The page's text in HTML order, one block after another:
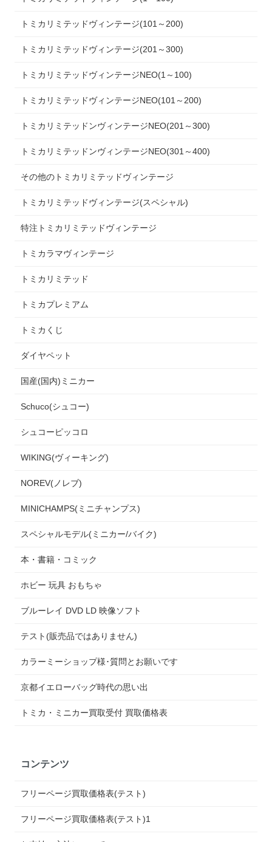
トミカリミテッドヴィンテージ(101～200)
トミカリミテッドヴィンテージ(201～300)
トミカリミテッドヴィンテージNEO(1～100)
トミカリミテッドヴィンテージNEO(101～200)
トミカリミテッドンヴィンテージNEO(201～300)
トミカリミテッドンヴィンテージNEO(301～400)
その他のトミカリミテッドヴィンテージ
トミカリミテッドヴィンテージ(スペシャル)
特注トミカリミテッドヴィンテージ
トミカラマヴィンテージ
トミカリミテッド
トミカプレミアム
トミカくじ
ダイヤペット
国産(国内)ミニカー
Schuco(シュコー)
シュコーピッコロ
WIKING(ヴィーキング)
NOREV(ノレブ)
MINICHAMPS(ミニチャンプス)
スペシャルモデル(ミニカー/バイク)
本・書籍・コミック
ホビー 玩具 おもちゃ
ブルーレイ DVD LD 映像ソフト
テスト(販売品ではありません)
カラーミーショップ様･質問とお願いです
京都イエローバッグ時代の思い出
トミカ・ミニカー買取受付 買取価格表
コンテンツ
フリーページ買取価格表(テスト)
フリーページ買取価格表(テスト)1